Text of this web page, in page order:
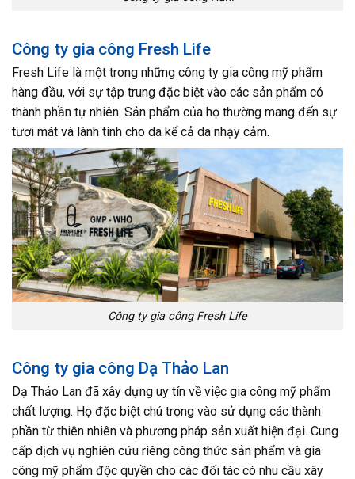
Công ty gia công Fresh Life
Fresh Life là một trong những công ty gia công mỹ phẩm
hàng đầu, với sự tập trung đặc biệt vào các sản phẩm có
thành phần tự nhiên. Sản phẩm của họ thường mang đến sự
tươi mát và lành tính cho da kể cả da nhạy cảm.
Công ty gia công Fresh Life
Công ty gia công Dạ Thảo Lan
Dạ Thảo Lan đã xây dựng uy tín về việc gia công mỹ phẩm
chất lượng. Họ đặc biệt chú trọng vào sử dụng các thành
phần từ thiên nhiên và phương pháp sản xuất hiện đại. Cung
cấp dịch vụ nghiên cứu riêng công thức sản phẩm và gia
công mỹ phẩm độc quyền cho các đối tác có nhu cầu xây